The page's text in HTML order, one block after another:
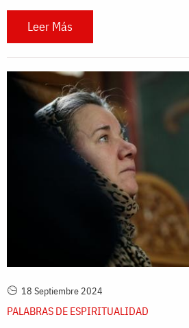
Leer Más
18 Septiembre 2024
PALABRAS DE ESPIRITUALIDAD